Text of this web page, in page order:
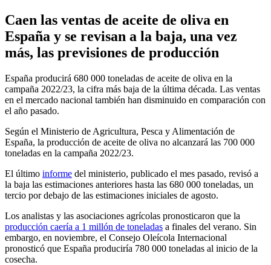
Caen las ventas de aceite de oliva en
España y se revisan a la baja, una vez
más, las previsiones de producción
España producirá 680 000 toneladas de aceite de oliva en la
campaña 2022/23, la cifra más baja de la última década. Las ventas
en el mercado nacional también han disminuido en comparación con
el año pasado.
Según el Ministerio de Agricultura, Pesca y Alimentación de
España, la producción de aceite de oliva no alcanzará las 700 000
toneladas en la campaña 2022/23.
El último informe del ministerio, publicado el mes pasado, revisó a
la baja las estimaciones anteriores hasta las 680 000 toneladas, un
tercio por debajo de las estimaciones iniciales de agosto.
Los analistas y las asociaciones agrícolas pronosticaron que la
producción caería a 1 millón de toneladas a finales del verano. Sin
embargo, en noviembre, el Consejo Oleícola Internacional
pronosticó que España produciría 780 000 toneladas al inicio de la
cosecha.